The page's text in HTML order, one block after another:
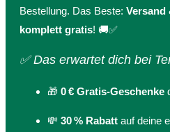
Bestellung. Das Beste: Versand
komplett gratis! 🚚✅
✅ Das erwartet dich bei
🎁 0 € Gratis-Geschenke
💸 30 % Rabatt auf deine